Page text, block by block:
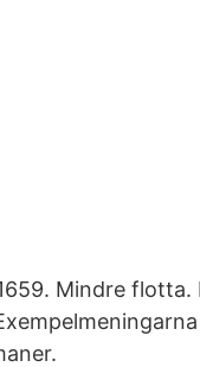
Mindre flotta.